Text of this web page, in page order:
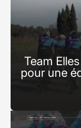
Team
pour une